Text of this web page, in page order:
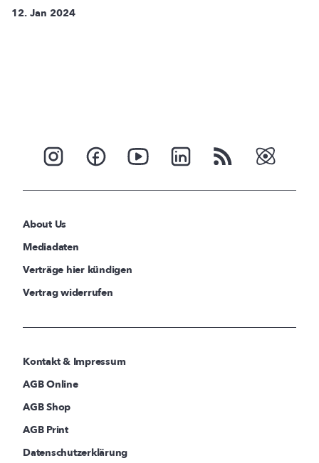
12. Jan 2024
About Us
Mediadaten
Verträge hier kündigen
Vertrag widerrufen
Kontakt & Impressum
AGB Online
AGB Shop
AGB Print
Datenschutzerklärung